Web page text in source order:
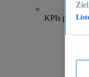
KPIs pro